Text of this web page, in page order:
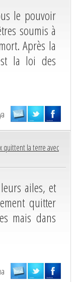
le pouvoir
soumis à
Après la
la loi des
quittent la terre avec
ailes, et
quitter
mais dans